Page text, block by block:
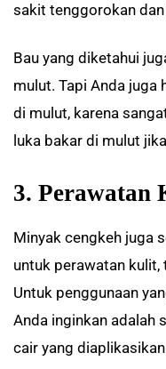
sakit tenggorokan
Bau yang diketahui
mulut. Tapi Anda juga
di mulut, karena
luka bakar di mulut
3. Perawatan
Minyak cengkeh juga
untuk perawatan
Untuk penggunaan
Anda inginkan adalah
cair yang